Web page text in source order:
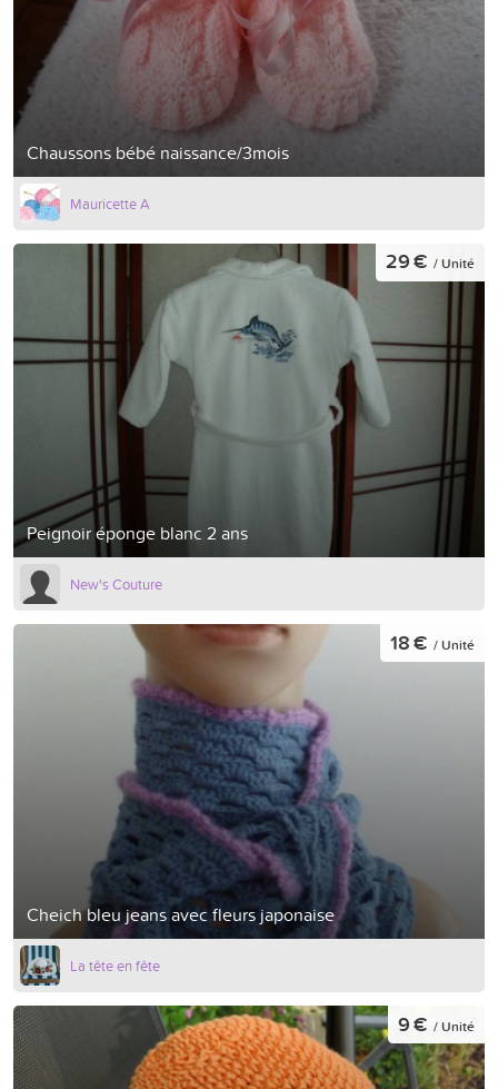
Chaussons bébé naissance/3mois
Mauricette A
Peignoir éponge blanc 2 ans
29 € / Unité
New's Couture
Cheich bleu jeans avec fleurs japonaise
18 € / Unité
La tête en fête
9 € / Unité